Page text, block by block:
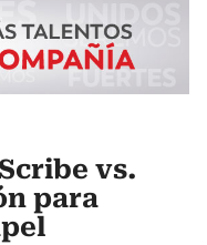
vs.
para